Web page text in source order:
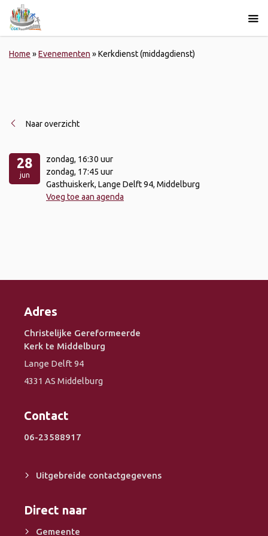
Home »Evenementen »Kerkdienst (middagdienst)
Naar overzicht
28
jun
zondag, 16:30 uur
zondag, 17:45 uur
Gasthuiskerk, Lange Delft 94, Middelburg
Voeg toe aan agenda
Adres
Christelijke Gereformeerde
Kerk te Middelburg
Lange Delft 94
4331 AS Middelburg
Contact
06-23588917
Uitgebreide contactgegevens
Direct naar
Gemeente